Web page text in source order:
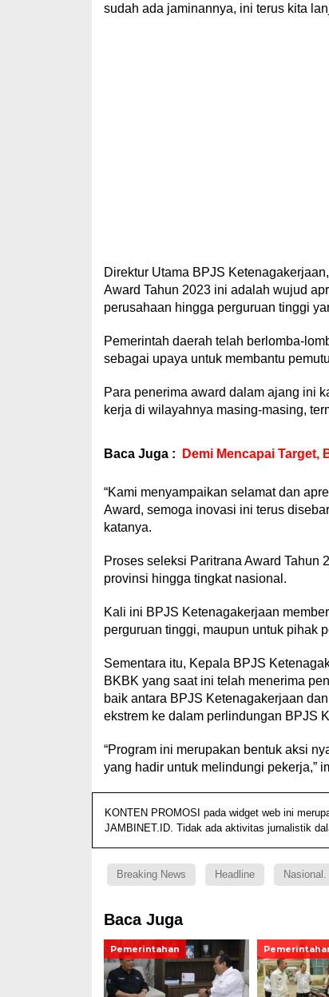
sudah ada jaminannya, ini terus kita
Direktur Utama BPJS
Award Tahun 2023 ini adalah wujud
perusahaan hingga perguruan tinggi
Pemerintah daerah telah berlomba-
sebagai upaya untuk membantu
Para penerima award dalam ajang ini
kerja di wilayahnya masing-masing,
Baca Juga : Demi Mencapai Target,
“Kami menyampaikan selamat dan
Award, semoga inovasi ini terus
katanya.
Proses seleksi Paritrana Award Tahun
provinsi hingga tingkat nasional.
Kali ini BPJS Ketenagakerjaan
perguruan tinggi, maupun untuk pihak
Sementara itu, Kepala BPJS
BKBK yang saat ini telah menerima
baik antara BPJS Ketenagakerjaan
ekstrem ke dalam perlindungan BPJS
“Program ini merupakan bentuk aksi
yang hadir untuk melindungi pekerja,”
KONTEN PROMOSI pada widget web ini
JAMBINET.ID. Tidak ada aktivitas jurnalistik
Breaking News Headline Nasional.
Baca Juga
Pemerintahan